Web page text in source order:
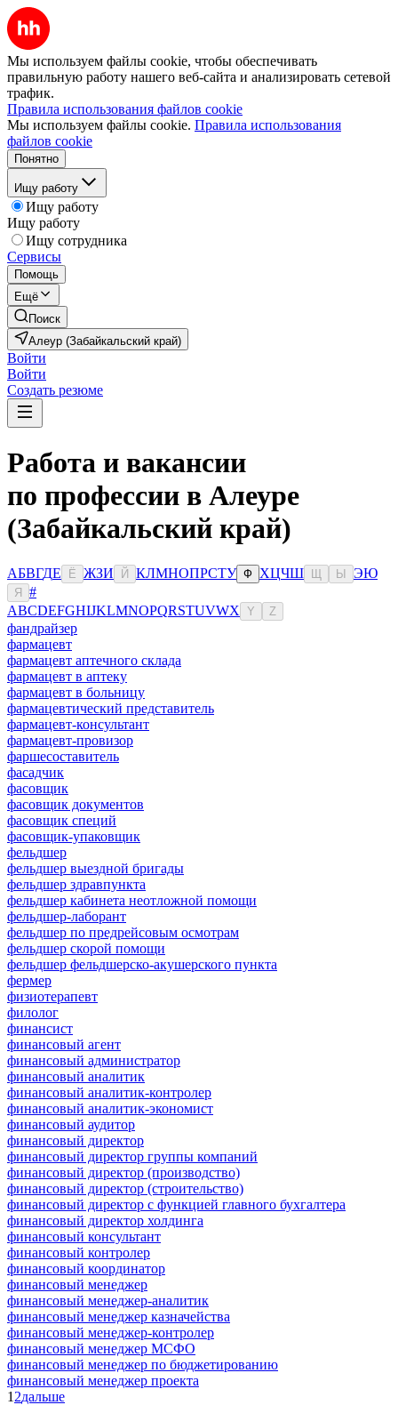
Мы используем файлы cookie, чтобы обеспечивать
правильную работу нашего веб-сайта и анализировать сетевой
трафик.
Правила использования файлов cookie
Мы используем файлы cookie. Правила использования
файлов cookie
Понятно
Ищу работу
Ищу работу
Ищу работу
Ищу сотрудника
Сервисы
Помощь
Ещё
Поиск
Алеур (Забайкальский край)
Войти
Войти
Создать резюме
Работа и вакансии
по профессии в Алеуре
(Забайкальский край)
АБВГДЕ Ё ЖЗИ Й КЛМНОПРСТУ Ф ХЦЧШ Ы ЭЮ
Я
#
ABCDEFGHIJKLMNOPQRSTUVWX Y Z
фандрайзер
фармацевт
фармацевт аптечного склада
фармацевт в аптеку
фармацевт в больницу
фармацевтический представитель
фармацевт-консультант
фармацевт-провизор
фаршесоставитель
фасадчик
фасовщик
фасовщик документов
фасовщик специй
фасовщик-упаковщик
фельдшер
фельдшер выездной бригады
фельдшер здравпункта
фельдшер кабинета неотложной помощи
фельдшер-лаборант
фельдшер по предрейсовым осмотрам
фельдшер скорой помощи
фельдшер фельдшерско-акушерского пункта
фермер
физиотерапевт
филолог
финансист
финансовый агент
финансовый администратор
финансовый аналитик
финансовый аналитик-контролер
финансовый аналитик-экономист
финансовый аудитор
финансовый директор
финансовый директор группы компаний
финансовый директор (производство)
финансовый директор (строительство)
финансовый директор с функцией главного бухгалтера
финансовый директор холдинга
финансовый консультант
финансовый контролер
финансовый координатор
финансовый менеджер
финансовый менеджер-аналитик
финансовый менеджер казначейства
финансовый менеджер-контролер
финансовый менеджер МСФО
финансовый менеджер по бюджетированию
финансовый менеджер проекта
1 2дальше